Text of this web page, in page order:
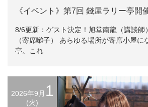
《イベント》第7回 錢屋ラリー亭開
8/6更新：ゲスト決定！旭堂南龍（講談師
（寄席囃子） あらゆる場所が寄席小屋に
亭。これ…
2026年9月 1
(火)